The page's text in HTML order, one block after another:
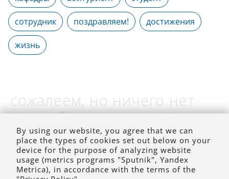
сотрудник поздравляем! достижения
жизнь
сожалеем, но ничего нет
(на выбранное время)
By using our website, you agree that we can
place the types of cookies set out below on your
device for the purpose of analyzing website
usage (metrics programs "Sputnik", Yandex
Metrica), in accordance with the terms of the